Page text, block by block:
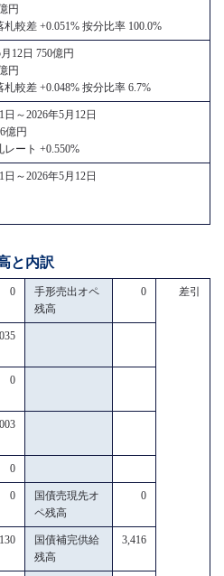
円
較差 +0.051% 按分比率 100.0%
12日 750億円
円
較差 +0.048% 按分比率 6.7%
～2026年5月12日
億円
ート +0.550%
～2026年5月12日
と内訳
0
手形売出オペ
残高
0 差引
0
0
0
国債売現先オ
ペ残高
0
130
国債補完供給
残高
3,416